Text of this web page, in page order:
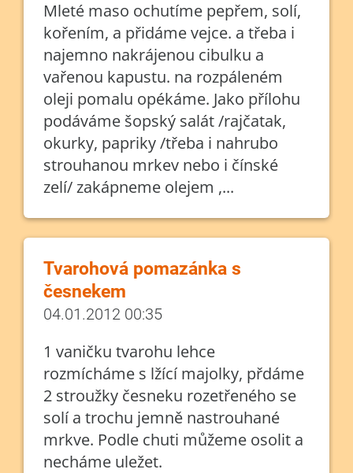
Mleté maso ochutíme pepřem, solí,
kořením, a přidáme vejce. a třeba i
najemno nakrájenou cibulku a
vařenou kapustu. na rozpáleném
oleji pomalu opékáme. Jako přílohu
podáváme šopský salát /rajčatak,
okurky, papriky /třeba i nahrubo
strouhanou mrkev nebo i čínské
zelí/ zakápneme olejem ,...
Tvarohová pomazánka s
česnekem
04.01.2012 00:35
1 vaničku tvarohu lehce
rozmícháme s lžící majolky, přdáme
2 stroužky česneku rozetřeného se
solí a trochu jemně nastrouhané
mrkve. Podle chuti můžeme osolit a
necháme uležet.